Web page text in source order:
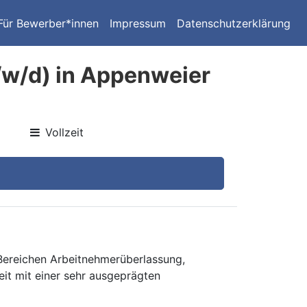
Bewerber*innen Impressum Datenschutzerklärung
d) in Appenweier
Vollzeit
Arbeitnehmerüberlassung,
mit einer sehr ausgeprägten